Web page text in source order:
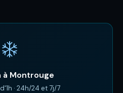
à Montrouge
· 24h/24 et 7j/7